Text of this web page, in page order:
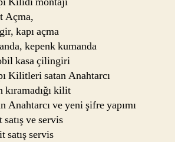
Açma,
kapı açma
kepenk kumanda
kasa çilingiri
Kilitleri satan Anahtarcı
kıramadığı kilit
Anahtarcı ve yeni şifre yapımı
ve servis
servis